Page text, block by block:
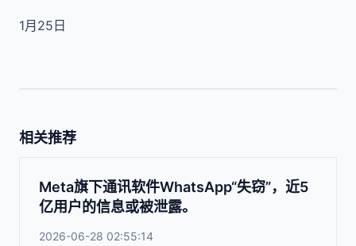
1月25日
相关推荐
Meta旗下通讯软件WhatsApp“失窃”，近5
亿用户的信息或被泄露。
2026-06-28 02:55:14